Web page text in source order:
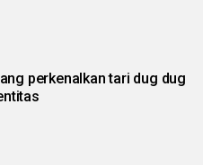
perkenalkan tari dug dug
identitas